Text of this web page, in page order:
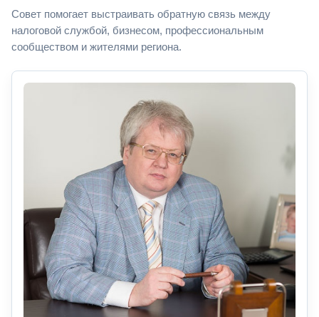
Совет помогает выстраивать обратную связь между
налоговой службой, бизнесом, профессиональным
сообществом и жителями региона.